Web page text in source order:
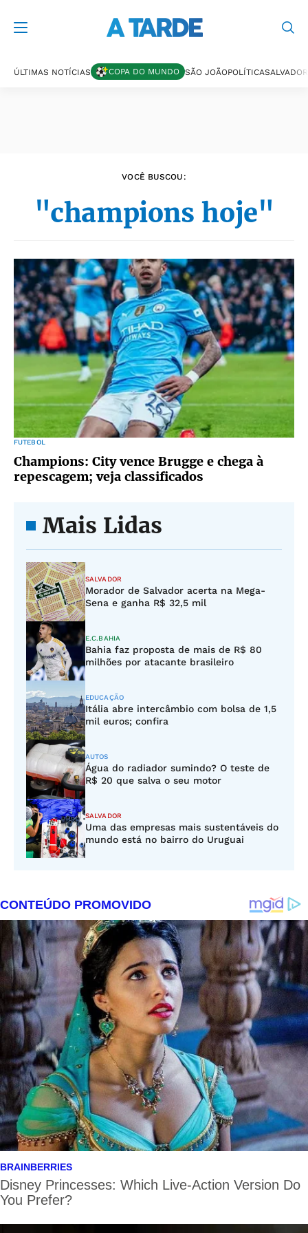
ÚLTIMAS NOTÍCIAS COPA DO MUNDO SÃO JOÃOPOLÍTICASALVADOR
VOCÊ BUSCOU:
"champions hoje"
FUTEBOL
Champions: City vence Brugge e chega à
repescagem; veja classificados
Mais Lidas
SALVADOR
Morador de Salvador acerta na Mega-
Sena e ganha R$ 32,5 mil
E.C.BAHIA
Bahia faz proposta de mais de R$ 80
milhões por atacante brasileiro
EDUCAÇÃO
Itália abre intercâmbio com bolsa de 1,5
mil euros; confira
AUTOS
Água do radiador sumindo? O teste de
R$ 20 que salva o seu motor
SALVADOR
Uma das empresas mais sustentáveis do
mundo está no bairro do Uruguai